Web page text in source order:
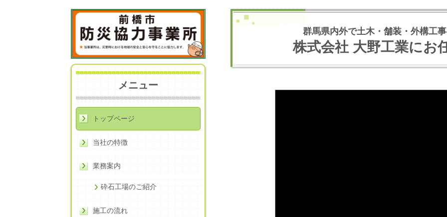
群馬県内外で土木・舗装・外構工
株式会社 大野工業にお
メニュー
トップページ
当社の特徴
業務案内
砕石工場のご紹介
施工の流れ